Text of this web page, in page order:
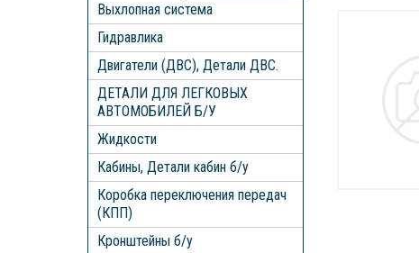
Выхлопная система
Гидравлика
Двигатели (ДВС), Детали ДВС.
ДЕТАЛИ ДЛЯ ЛЕГКОВЫХ
АВТОМОБИЛЕЙ Б/У
Жидкости
Кабины, Детали кабин б/у
Коробка переключения передач
(КПП)
Кронштейны б/у